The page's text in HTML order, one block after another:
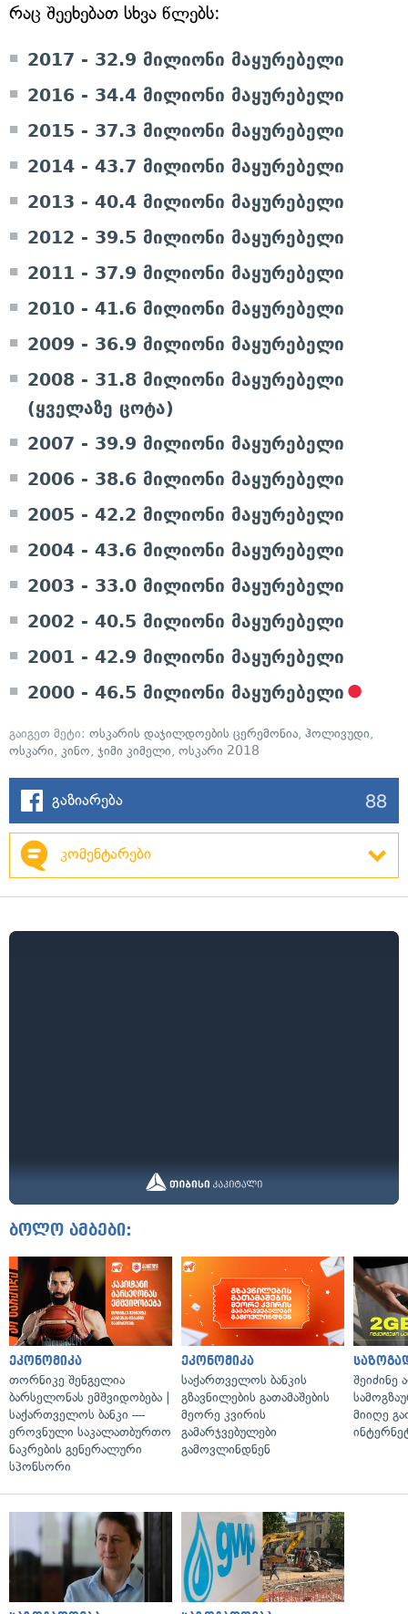
რაც შეეხებათ სხვა წლებს:
2017 - 32.9 მილიონი მაყურებელი
2016 - 34.4 მილიონი მაყურებელი
2015 - 37.3 მილიონი მაყურებელი
2014 - 43.7 მილიონი მაყურებელი
2013 - 40.4 მილიონი მაყურებელი
2012 - 39.5 მილიონი მაყურებელი
2011 - 37.9 მილიონი მაყურებელი
2010 - 41.6 მილიონი მაყურებელი
2009 - 36.9 მილიონი მაყურებელი
2008 - 31.8 მილიონი მაყურებელი
(ყველაზე ცოტა)
2007 - 39.9 მილიონი მაყურებელი
2006 - 38.6 მილიონი მაყურებელი
2005 - 42.2 მილიონი მაყურებელი
2004 - 43.6 მილიონი მაყურებელი
2003 - 33.0 მილიონი მაყურებელი
2002 - 40.5 მილიონი მაყურებელი
2001 - 42.9 მილიონი მაყურებელი
2000 - 46.5 მილიონი მაყურებელი
გაიგეთ მეტი: ოსკარის დაჯილდოების ცერემონია, ჰოლივუდი,
ოსკარი, კინო, ჯიმი კიმელი, ოსკარი 2018
გაზიარება 88
კომენტარები
ბოლო ამბები:
ეკონომიკა
თორნიკე შენგელია
ბარსელონას ემშვიდობება |
საქართველოს ბანკი —
ეროვნული საკალათბურთო
ნაკრების გენერალური
სპონსორი
ეკონომიკა
საქართველოს ბანკის
გზავნილების გათამაშების
მეორე კვირის
გამარჯვებულები
გამოვლინდნენ
შეიძინე
მიიღე